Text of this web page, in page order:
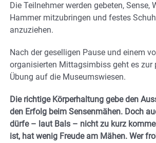
Die Teilnehmer werden gebeten, Sense,
Hammer mitzubringen und festes
anzuziehen.
Nach der geselligen Pause und einem
organisierten Mittagsimbiss geht es zur
Übung auf die Museumswiesen.
Die richtige Körperhaltung gebe den
den Erfolg beim Sensenmähen. Doch
dürfe – laut Bals – nicht zu kurz
ist, hat wenig Freude am Mähen. Wer